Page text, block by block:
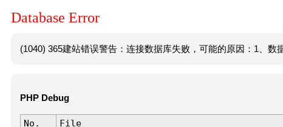
Database Error
(1040) 365建站错误警告：连接数据库失败，可能的原因：1、数
PHP Debug
No. File